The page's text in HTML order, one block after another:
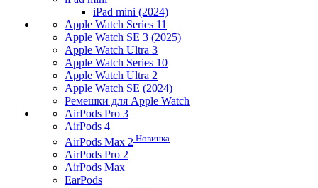
iPad mini (2024)
Apple Watch Series 11
Apple Watch SE 3 (2025)
Apple Watch Ultra 3
Apple Watch Series 10
Apple Watch Ultra 2
Apple Watch SE (2024)
Ремешки для Apple Watch
AirPods Pro 3
AirPods 4
AirPods Max 2 Новинка
AirPods Pro 2
AirPods Max
EarPods